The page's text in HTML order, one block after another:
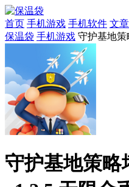
首页 手机游戏 手机软件 文
保温袋 手机游戏 守护基地策
守护基地策略